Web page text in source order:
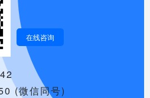
在线咨询
(微信同号)